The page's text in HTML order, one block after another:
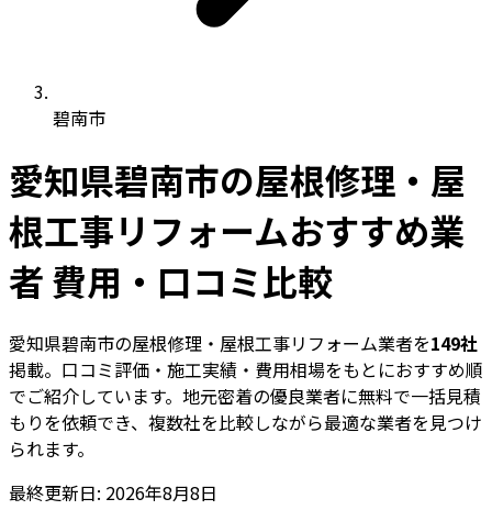
碧南市
愛知県碧南市の屋根修理・屋
根工事リフォームおすすめ業
者 費用・口コミ比較
愛知県碧南市の屋根修理・屋根工事リフォーム業者を149社
掲載。口コミ評価・施工実績・費用相場をもとにおすすめ順
でご紹介しています。地元密着の優良業者に無料で一括見積
もりを依頼でき、複数社を比較しながら最適な業者を見つけ
られます。
最終更新日: 2026年8月8日